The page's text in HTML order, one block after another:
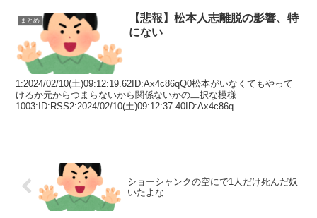
まとめ
【悲報】松本人志離脱の影響、特
にない
1:2024/02/10(土)09:12:19.62ID:Ax4c86qQ0松本がいなくてもやって
けるか元からつまらないから関係ないかの二択な模様
1003:ID:RSS2:2024/02/10(土)09:12:37.40ID:Ax4c86q...
ショーシャンクの空にで1人だけ死んだ奴
いたよな